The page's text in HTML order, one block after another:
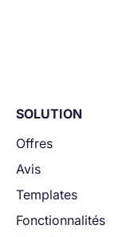
SOLUTION
Offres
Avis
Templates
Fonctionnalités